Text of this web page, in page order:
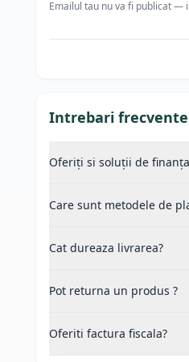
Emailul tau nu va fi publicat —
Intrebari frecvente
Oferiți si soluții de
Care sunt metodele de
Cat dureaza livrarea?
Pot returna un produs ?
Oferiti factura fiscala?